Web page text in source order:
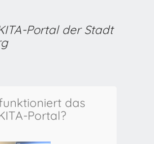
Portal der Stadt
das
Portal?